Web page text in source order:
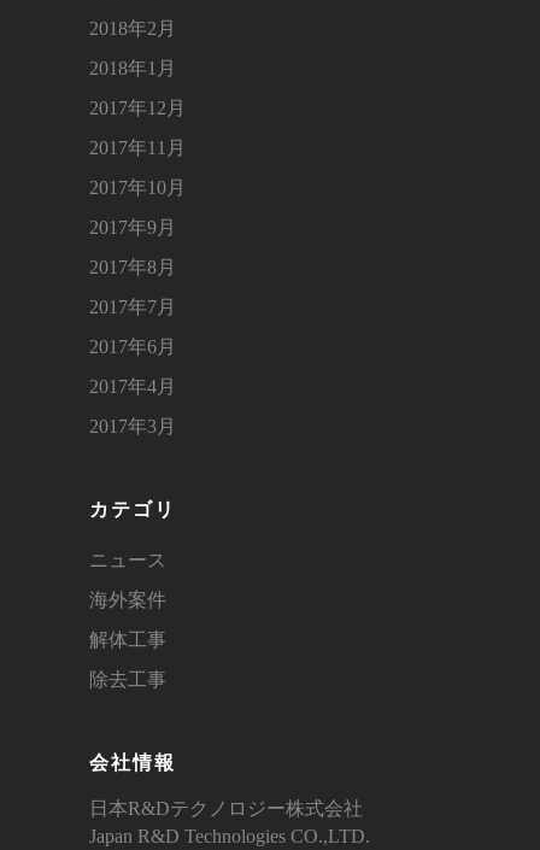
2018年2月
2018年1月
2017年12月
2017年11月
2017年10月
2017年9月
2017年8月
2017年7月
2017年6月
2017年4月
2017年3月
カテゴリ
ニュース
海外案件
解体工事
除去工事
会社情報
日本R&Dテクノロジー株式会社
Japan R&D Technologies CO.,LTD.